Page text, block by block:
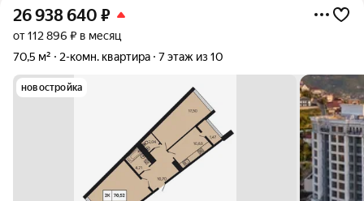
26 938 640 ₽
от 112 896 ₽ в месяц
70,5 м²
2-комн. квартира 7 этаж из 10
новостройка